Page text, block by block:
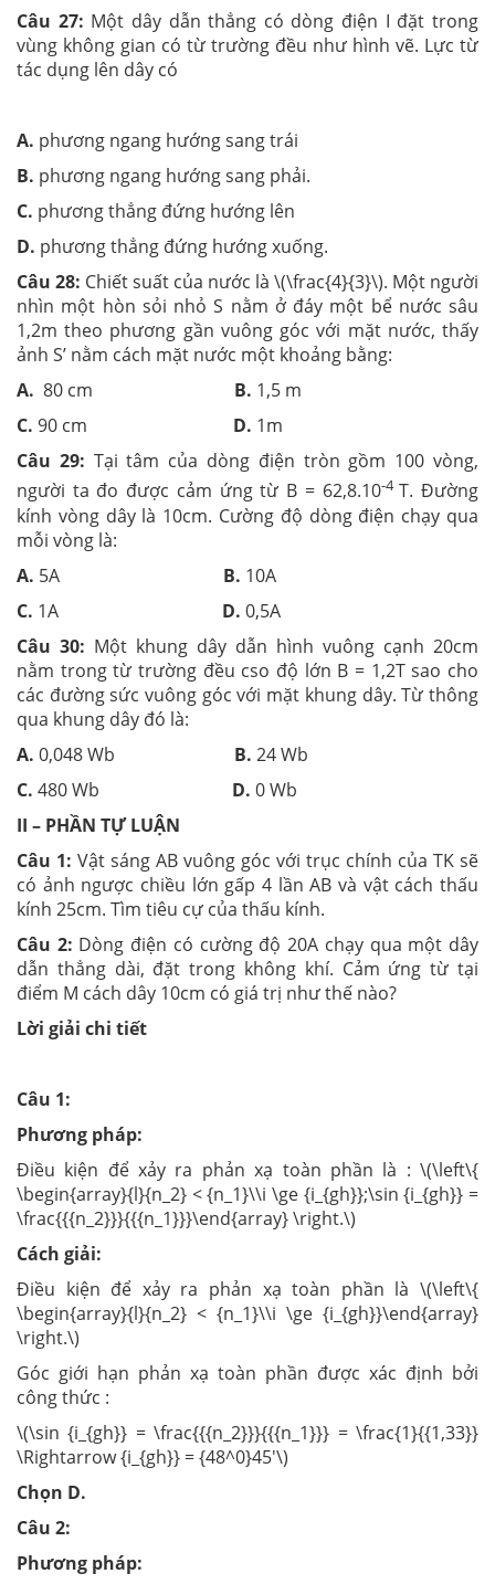
Câu 27: Một dây dẫn thẳng có dòng điện I đặt trong
vùng không gian có từ trường đều như hình vẽ. Lực từ
tác dụng lên dây có
A. phương ngang hướng sang trái
B. phương ngang hướng sang phải.
C. phương thẳng đứng hướng lên
D. phương thẳng đứng hướng xuống.
Câu 28: Chiết suất của nước là \(\frac{4}{3}\). Một người
nhìn một hòn sỏi nhỏ S nằm ở đáy một bể nước sâu
1,2m theo phương gần vuông góc với mặt nước, thấy
ảnh S’ nằm cách mặt nước một khoảng bằng:
A. 80 cm B. 1,5 m
C. 90 cm D. 1m
Câu 29: Tại tâm của dòng điện tròn gồm 100 vòng,
người ta đo được cảm ứng từ B = 62,8.10-4T. Đường
kính vòng dây là 10cm. Cường độ dòng điện chạy qua
mỗi vòng là:
A. 5A B. 10A
C. 1A D. 0,5A
Câu 30: Một khung dây dẫn hình vuông cạnh 20cm
nằm trong từ trường đều cso độ lớn B = 1,2T sao cho
các đường sức vuông góc với mặt khung dây. Từ thông
qua khung dây đó là:
A. 0,048 Wb B. 24 Wb
C. 480 Wb D. 0 Wb
II – PHẦN TỰ LUẬN
Câu 1: Vật sáng AB vuông góc với trục chính của TK sẽ
có ảnh ngược chiều lớn gấp 4 lần AB và vật cách thấu
kính 25cm. Tìm tiêu cự của thấu kính.
Câu 2: Dòng điện có cường độ 20A chạy qua một dây
dẫn thẳng dài, đặt trong không khí. Cảm ứng từ tại
điểm M cách dây 10cm có giá trị như thế nào?
Lời giải chi tiết
Câu 1:
Phương pháp:
Điều kiện để xảy ra phản xạ toàn phần là : \(\left\{
\begin{array}{l}{n_2} < {n_1}\\i \ge {i_{gh}};\sin {i_{gh}} =
\frac{{{n_2}}}{{{n_1}}}\end{array} \right.\)
Cách giải:
Điều kiện để xảy ra phản xạ toàn phần là \(\left\{
\begin{array}{l}{n_2} < {n_1}\\i \ge {i_{gh}}\end{array}
\right.\)
Góc giới hạn phản xạ toàn phần được xác định bởi
công thức :
\(\sin {i_{gh}} = \frac{{{n_2}}}{{{n_1}}} = \frac{1}{{1,33}}
\Rightarrow {i_{gh}} = {48^0}45'\)
Chọn D.
Câu 2:
Phương pháp: